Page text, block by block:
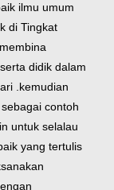
ilmu umum
di Tingkat
didik dalam
.kemudian
contoh
untuk selalau
yang tertulis